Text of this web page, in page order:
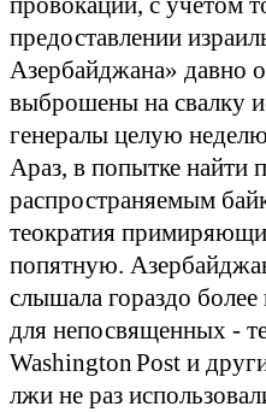
предоставлении
Азербайджана» давно
выброшены на свалку
генералы целую
Араз, в попытке найти
распространяемым
теократия
попятную.
слышала гораздо
для непосвященных -
WashingtonPost и
лжи не раз